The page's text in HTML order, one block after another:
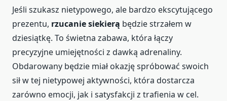
Jeśli szukasz nietypowego, ale bardzo ekscytującego
prezentu, rzucanie siekierą będzie strzałem w
dziesiątkę. To świetna zabawa, która łączy
precyzyjne umiejętności z dawką adrenaliny.
Obdarowany będzie miał okazję spróbować swoich
sił w tej nietypowej aktywności, która dostarcza
zarówno emocji, jak i satysfakcji z trafienia w cel.